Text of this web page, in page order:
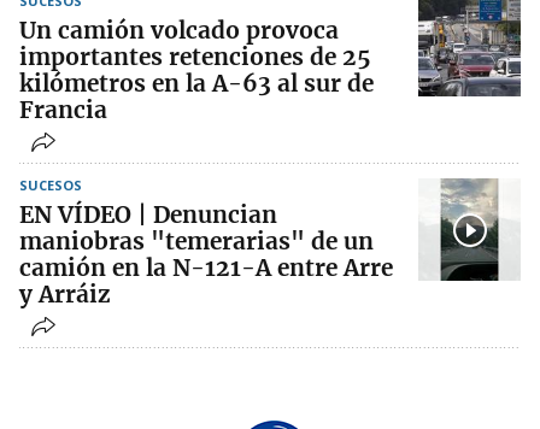
Un camión volcado provoca
importantes retenciones de 25
kilómetros en la A-63 al sur de
Francia
SUCESOS
EN VÍDEO | Denuncian
maniobras "temerarias" de un
camión en la N-121-A entre Arre
y Arráiz